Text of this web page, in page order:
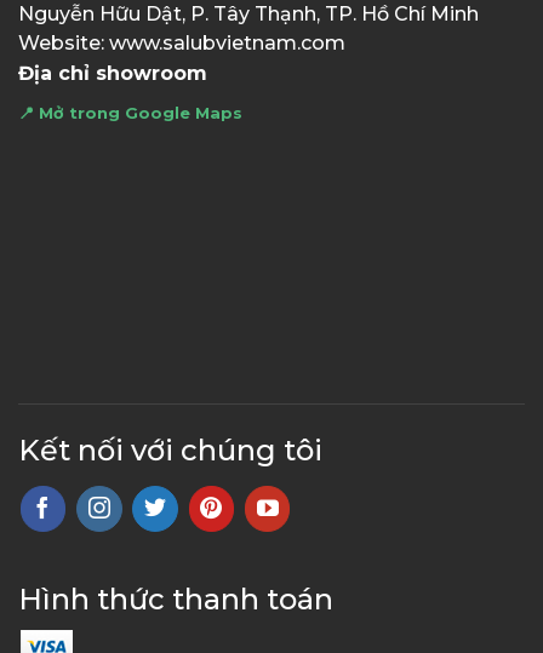
Nguyễn Hữu Dật, P. Tây Thạnh, TP. Hồ Chí Minh
Website: www.salubvietnam.com
Địa chỉ showroom
📍 Mở trong Google Maps
Kết nối với chúng tôi
Hình thức thanh toán